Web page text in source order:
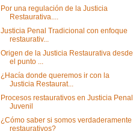
Por una regulación de la Justicia
Restaurativa....
Justicia Penal Tradicional con enfoque
restaurativ...
Origen de la Justicia Restaurativa desde
el punto ...
¿Hacía donde queremos ir con la
Justicia Restaurat...
Procesos restaurativos en Justicia Penal
Juvenil
¿Cómo saber si somos verdaderamente
restaurativos?